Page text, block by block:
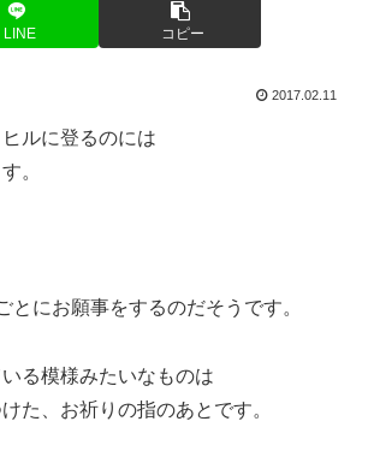
LINE コピー
2017.02.11
ルに登るのには
。
とにお願事をするのだそうです。
る模様みたいなものは
た、お祈りの指のあとです。